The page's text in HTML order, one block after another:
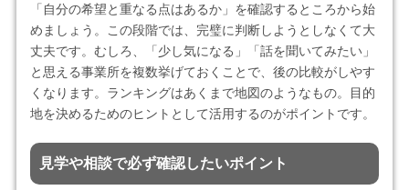
「自分の希望と重なる点はあるか」を確認するところから始
めましょう。この段階では、完璧に判断しようとしなくて大
丈夫です。むしろ、「少し気になる」「話を聞いてみたい」
と思える事業所を複数挙げておくことで、後の比較がしやす
くなります。ランキングはあくまで地図のようなもの。目的
地を決めるためのヒントとして活用するのがポイントです。
見学や相談で必ず確認したいポイント